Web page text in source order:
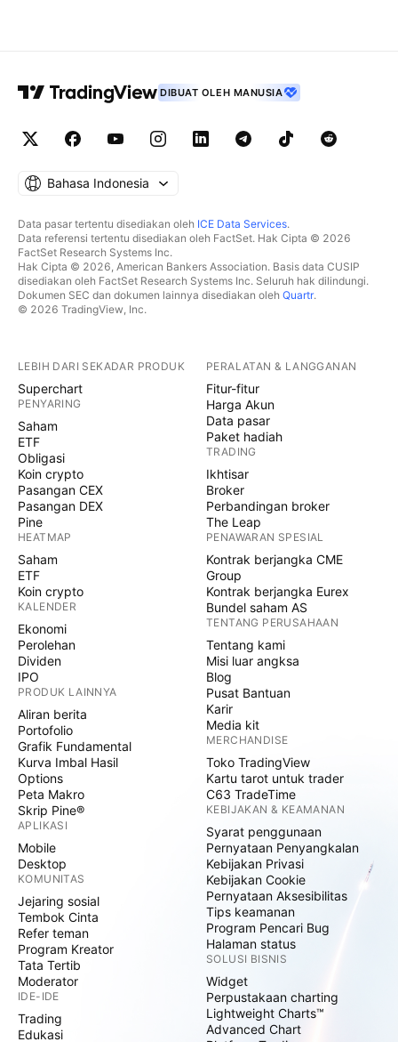
DIBUAT OLEH MANUSIA
Bahasa Indonesia
Data pasar tertentu disediakan oleh ICE Data Services.
Data referensi tertentu disediakan oleh FactSet. Hak Cipta © 2026
FactSet Research Systems Inc.
Hak Cipta © 2026, American Bankers Association. Basis data CUSIP
disediakan oleh FactSet Research Systems Inc. Seluruh hak dilindungi.
Dokumen SEC dan dokumen lainnya disediakan oleh Quartr.
© 2026 TradingView, Inc.
LEBIH DARI SEKADAR PRODUK
Superchart
PENYARING
Saham
ETF
Obligasi
Koin crypto
Pasangan CEX
Pasangan DEX
Pine
HEATMAP
Saham
ETF
Koin crypto
KALENDER
Ekonomi
Perolehan
Dividen
IPO
PRODUK LAINNYA
Aliran berita
Portofolio
Grafik Fundamental
Kurva Imbal Hasil
Options
Peta Makro
Skrip Pine®
APLIKASI
Mobile
Desktop
KOMUNITAS
Jejaring sosial
Tembok Cinta
Refer teman
Program Kreator
Tata Tertib
Moderator
IDE-IDE
Trading
Edukasi
PERALATAN & LANGGANAN
Fitur-fitur
Harga Akun
Data pasar
Paket hadiah
TRADING
Ikhtisar
Broker
Perbandingan broker
The Leap
PENAWARAN SPESIAL
Kontrak berjangka CME
Group
Kontrak berjangka Eurex
Bundel saham AS
TENTANG PERUSAHAAN
Tentang kami
Misi luar angksa
Blog
Pusat Bantuan
Karir
Media kit
MERCHANDISE
Toko TradingView
Kartu tarot untuk trader
C63 TradeTime
KEBIJAKAN & KEAMANAN
Syarat penggunaan
Pernyataan Penyangkalan
Kebijakan Privasi
Kebijakan Cookie
Pernyataan Aksesibilitas
Tips keamanan
Program Pencari Bug
Halaman status
SOLUSI BISNIS
Widget
Perpustakaan charting
Lightweight Charts™
Advanced Chart